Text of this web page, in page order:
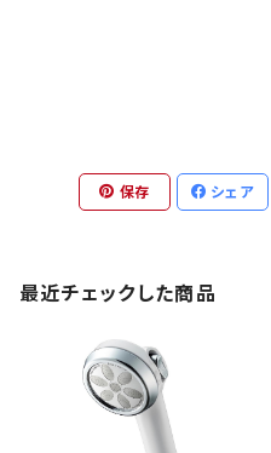
保存 シェア
最近チェックした商品